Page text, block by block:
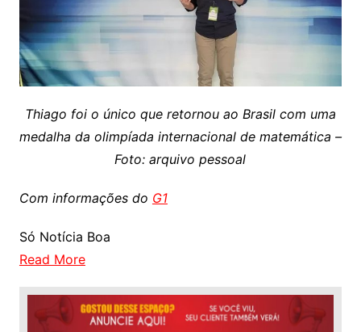
Thiago foi o único que retornou ao Brasil com uma
medalha da olimpíada internacional de matemática –
Foto: arquivo pessoal
Com informações do G1
Só Notícia Boa
Read More